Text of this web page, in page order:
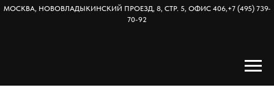
МОСКВА, НОВОВЛАДЫКИНСКИЙ ПРОЕЗД, 8, СТР. 5, ОФИС 406,+7 (495) 739-
70-92